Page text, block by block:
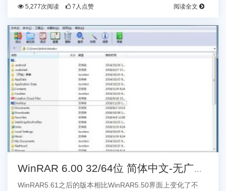
5,277次阅读 7人点赞 阅读全文
WinRAR 6.00 32/64位 简体中文-无广告
官方商业版
WinRAR5.61之后的版本相比WinRAR5.50界面上变化了不